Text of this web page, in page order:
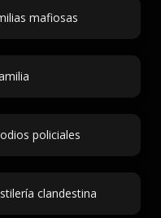
mafiosas
policiales
clandestina